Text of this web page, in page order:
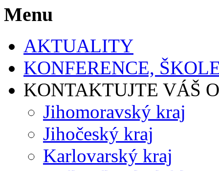
Menu
AKTUALITY
KONFERENCE,
KONTAKTUJTE VÁŠ
Jihomoravský kraj
Jihočeský kraj
Karlovarský kraj